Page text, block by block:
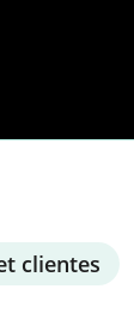
clientes